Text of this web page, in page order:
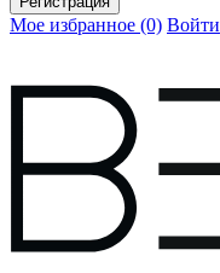
Мое избранное (0) Войти